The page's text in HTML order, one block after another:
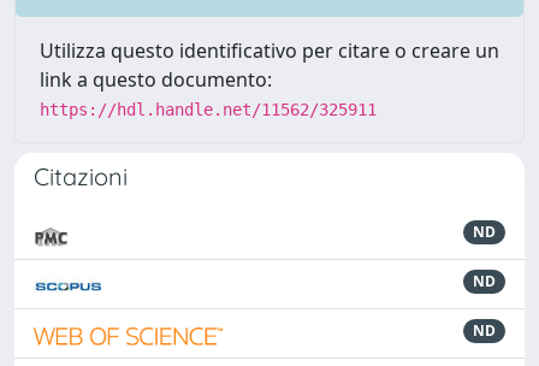
Utilizza questo identificativo per citare o creare un
link a questo documento:
https://hdl.handle.net/11562/325911
Citazioni
ND
ND
ND